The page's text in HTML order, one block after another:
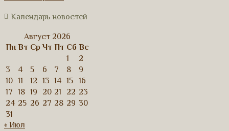
Календарь новостей
Август 2026
Пн Вт Ср Чт Пт Сб Вс
1
2
3
4 5 6 7 8
9
10 11 12 13 14 15
16
17
18 19 20 21 22 23
24 25 26 27 28 29 30
31
« Июл